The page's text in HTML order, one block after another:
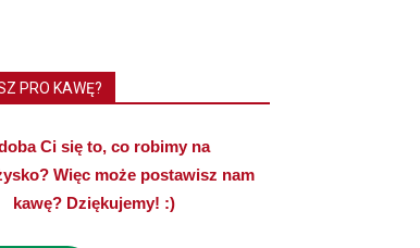
PRO KAWĘ?
Ci się to, co robimy na
Więc może postawisz nam
kawę? Dziękujemy! :)